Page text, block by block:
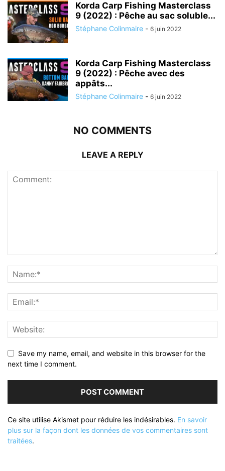
Korda Carp Fishing Masterclass
9 (2022) : Pêche au sac soluble...
Stéphane Colinmaire - 6 juin 2022
Korda Carp Fishing Masterclass
9 (2022) : Pêche avec des
appâts...
Stéphane Colinmaire - 6 juin 2022
NO COMMENTS
LEAVE A REPLY
Save my name, email, and website in this browser for the
next time I comment.
Ce site utilise Akismet pour réduire les indésirables. En savoir
plus sur la façon dont les données de vos commentaires sont
traitées.